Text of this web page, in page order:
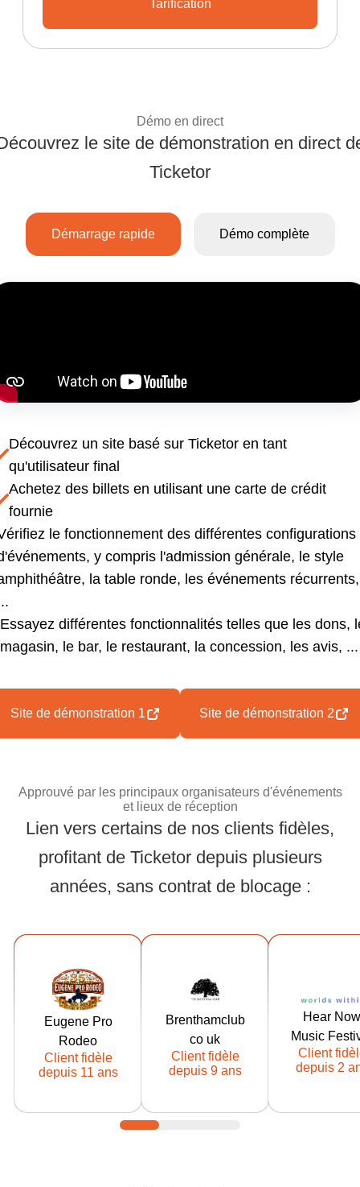
Tarification
Découvrez le
Démo en direct
le site de démonstration en direct
Ticketor
Démarrage rapide Démo complète
Découvrez un site basé sur Ticketor en tant
qu'utilisateur final
Achetez des billets en utilisant une carte de crédit
fournie
le fonctionnement des différentes configurations
y compris l'admission générale, le style
la table ronde, les événements récurrents,
Essayez différentes fonctionnalités telles que les dons,
magasin, le bar, le restaurant, la concession, les avis, ...
Site de démonstration 1 Site de démonstration 2
Approuvé par les
Approuvé par les principaux organisateurs d'événements
et lieux de réception
Lien vers certains de nos clients fidèles,
profitant de Ticketor depuis plusieurs
années, sans contrat de blocage :
Eugene Pro
Rodeo
Client fidèle
depuis 11 ans
https://tickets.
eugeneproro
deo.com
Client
Ticketor
depuis : 2015
Brenthamclub
co uk
Client fidèle
depuis 9 ans
or.com/brenth
amclub
Client
Ticketor
depuis : 2017
Hear Now
Music
Client
depuis 2
or.com/
ow
Client
Ticketor
depuis :